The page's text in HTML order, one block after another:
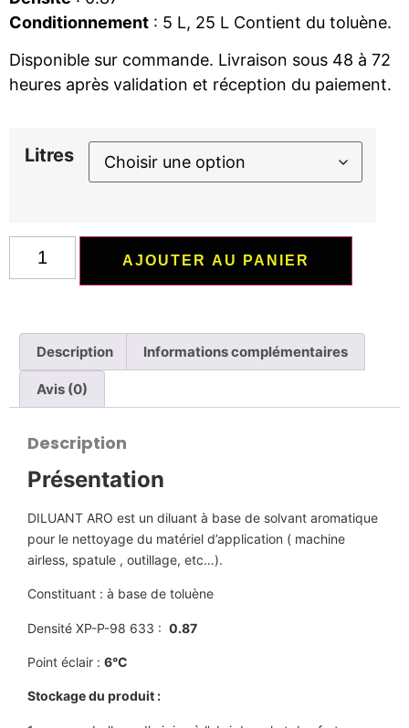
Conditionnement : 5 L, 25 L Contient du toluène.
Disponible sur commande. Livraison sous 48 à 72
heures après validation et réception du paiement.
Litres
AJOUTER AU PANIER
Description Informations complémentaires
Avis (0)
Description
Présentation
DILUANT ARO est un diluant à base de solvant aromatique
pour le nettoyage du matériel d’application ( machine
airless, spatule , outillage, etc…).
Constituant : à base de toluène
Densité XP-P-98 633 : 0.87
Point éclair : 6°C
Stockage du produit :